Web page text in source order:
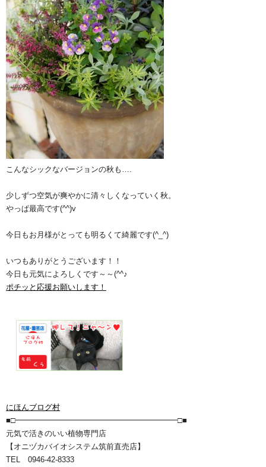
こんなシックなバージョンの秋も….
少しずつ空気が爽やかに清々しくなっていく秋。
やっぱ最高です(^^)v
今日もお月様がとっても明るくて綺麗です(^_^)
いつもありがとうございます！！
今日も元気によろしくです～～(^^♪
ポチッと応援お願いします！
にほんブログ村
■□━━━━━━━━━━━━━━━━━━━━━□■
元気で活きのいい植物専門店
【オニヅカバイオシステム筑前直売店】
TEL 0946-42-8333